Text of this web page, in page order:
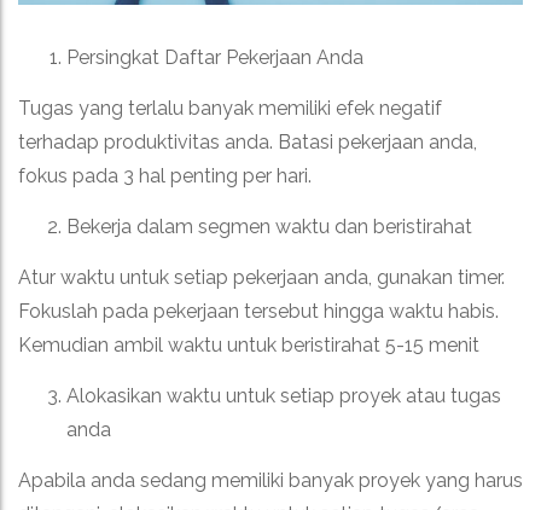
Persingkat Daftar Pekerjaan Anda
Tugas yang terlalu banyak memiliki efek negatif
terhadap produktivitas anda. Batasi pekerjaan anda,
fokus pada 3 hal penting per hari.
Bekerja dalam segmen waktu dan beristirahat
Atur waktu untuk setiap pekerjaan anda, gunakan timer.
Fokuslah pada pekerjaan tersebut hingga waktu habis.
Kemudian ambil waktu untuk beristirahat 5-15 menit
Alokasikan waktu untuk setiap proyek atau tugas
anda
Apabila anda sedang memiliki banyak proyek yang harus